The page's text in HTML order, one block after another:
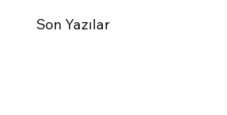
Son Yazılar